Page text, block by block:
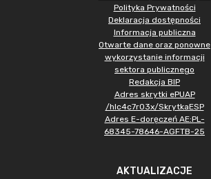
Polityka Prywatności
Deklaracja dostępności
Informacja publiczna
Otwarte dane oraz ponowne
wykorzystanie informacji
sektora publicznego
Redakcja BIP
Adres skrytki ePUAP
/hlc4c7r03x/SkrytkaESP
Adres E-doręczeń AE:PL-
68345-78646-AGFTB-25
AKTUALIZACJE